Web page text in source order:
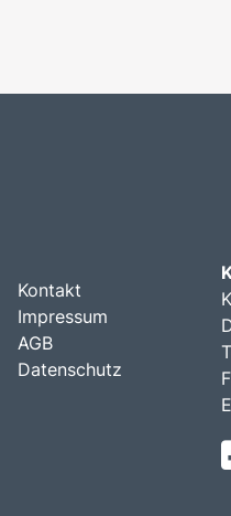
Kontakt
Impressum
AGB
Datenschutz